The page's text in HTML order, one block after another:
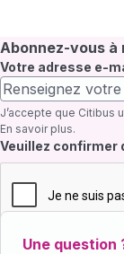
Abonnez-vous
Votre adresse e-
J’accepte que Citibus
En savoir plus.
Champ requis
Veuillez confirmer
Une question